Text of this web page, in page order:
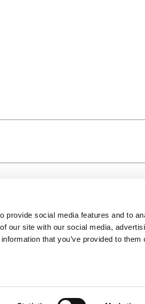
provide social media features and to
our site with our social media,
that you’ve provided to them